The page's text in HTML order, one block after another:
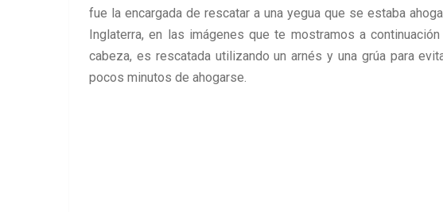
fue la encargada de rescatar a una yegua que se estaba
Inglaterra, en las imágenes que te mostramos a
cabeza, es rescatada utilizando un arnés y una grúa para
pocos minutos de ahogarse.